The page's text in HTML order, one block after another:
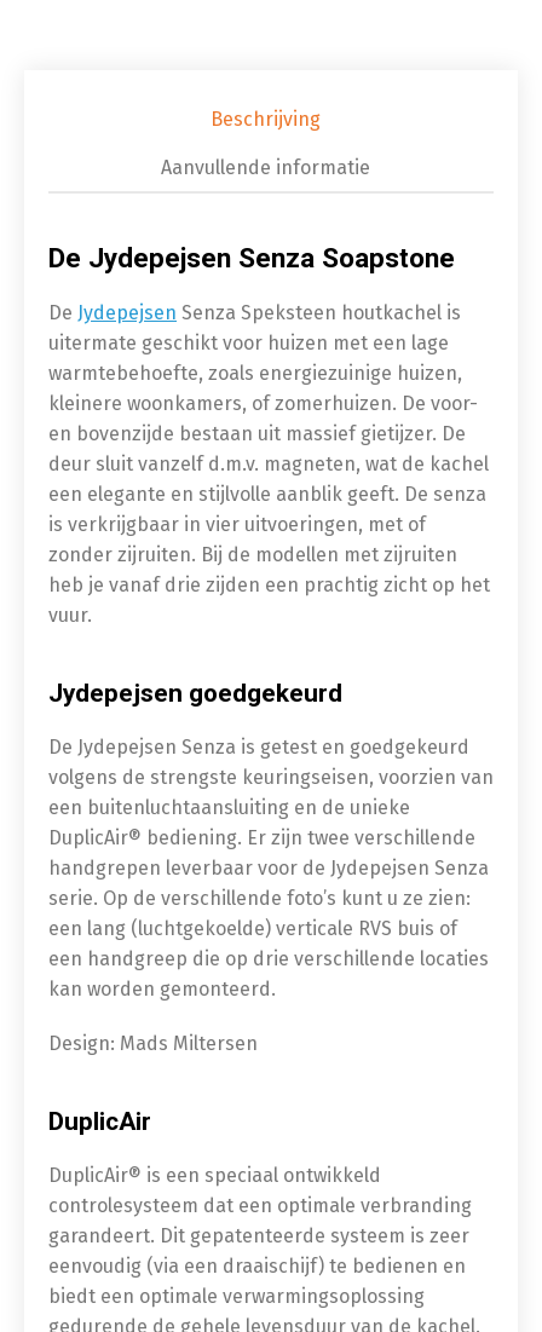
Beschrijving
Aanvullende informatie
De Jydepejsen Senza Soapstone
De Jydepejsen Senza Speksteen houtkachel is
uitermate geschikt voor huizen met een lage
warmtebehoefte, zoals energiezuinige huizen,
kleinere woonkamers, of zomerhuizen. De voor-
en bovenzijde bestaan uit massief gietijzer. De
deur sluit vanzelf d.m.v. magneten, wat de kachel
een elegante en stijlvolle aanblik geeft. De senza
is verkrijgbaar in vier uitvoeringen, met of
zonder zijruiten. Bij de modellen met zijruiten
heb je vanaf drie zijden een prachtig zicht op het
vuur.
Jydepejsen goedgekeurd
De Jydepejsen Senza is getest en goedgekeurd
volgens de strengste keuringseisen, voorzien van
een buitenluchtaansluiting en de unieke
DuplicAir® bediening. Er zijn twee verschillende
handgrepen leverbaar voor de Jydepejsen Senza
serie. Op de verschillende foto’s kunt u ze zien:
een lang (luchtgekoelde) verticale RVS buis of
een handgreep die op drie verschillende locaties
kan worden gemonteerd.
Design: Mads Miltersen
DuplicAir
DuplicAir® is een speciaal ontwikkeld
controlesysteem dat een optimale verbranding
garandeert. Dit gepatenteerde systeem is zeer
eenvoudig (via een draaischijf) te bedienen en
biedt een optimale verwarmingsoplossing
gedurende de gehele levensduur van de kachel.